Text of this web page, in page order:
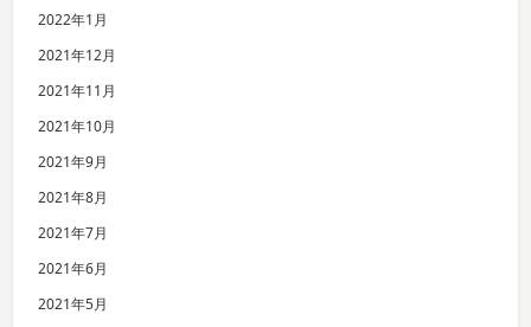
2022年1月
2021年12月
2021年11月
2021年10月
2021年9月
2021年8月
2021年7月
2021年6月
2021年5月